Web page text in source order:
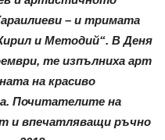
– и тримата
и Методий“. В Деня
те изпълниха арт
на красиво
Почитателите на
и впечатляващи ръчно